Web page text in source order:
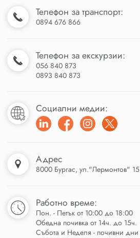
Телефон за транспорт:
0894 676 866
Телефон за екскурзии:
056 840 873
0893 840 873
Социални медии:
Адрес
8000 Бургас, ул."Лермонтов" 15
Работно време:
Пон. - Петък от 10:00 до 18:00
Обедна почивка от 14ч. до 15ч.
Събота и Неделя - почивни дни